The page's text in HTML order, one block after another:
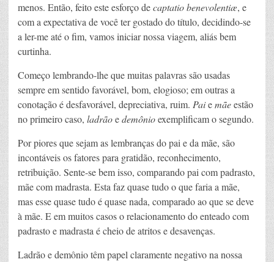
menos. Então, feito este esforço decaptatio benevolentiæ, e
com a expectativa de você ter gostado do título, decidindo-se
a ler-me até o fim, vamos iniciar nossa viagem, aliás bem
curtinha.
Começo lembrando-lhe que muitas palavras são usadas
sempre em sentido favorável, bom, elogioso; em outras a
conotação é desfavorável, depreciativa, ruim. Paiemãeestão
no primeiro caso, ladrãoedemônioexemplificam o segundo.
Por piores que sejam as lembranças do pai e da mãe, são
incontáveis os fatores para gratidão, reconhecimento,
retribuição. Sente-se bem isso, comparando pai com padrasto,
mãe com madrasta. Esta faz quase tudo o que faria a mãe,
mas esse quase tudo é quase nada, comparado ao que se deve
à mãe. E em muitos casos o relacionamento do enteado com
padrasto e madrasta é cheio de atritos e desavenças.
Ladrão e demônio têm papel claramente negativo na nossa